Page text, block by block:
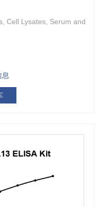
Cell Lysates, Serum and